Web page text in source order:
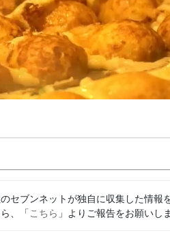
セブンネットが独自に収集した情
、「こちら 」よりご報告をお願いし